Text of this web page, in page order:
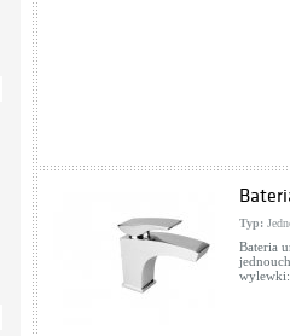
Typ:
Bateria